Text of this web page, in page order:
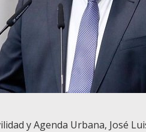
y Agenda Urbana, José